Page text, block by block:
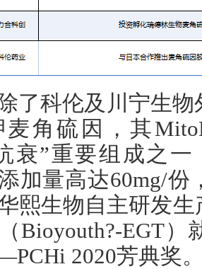
了科伦及川宁生
角硫因，其
衰”重要组成之一
加量高达60mg/
熙生物自主研发
Bioyouth?-EGT
2020芳典奖